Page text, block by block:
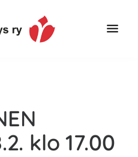
klo 17.00